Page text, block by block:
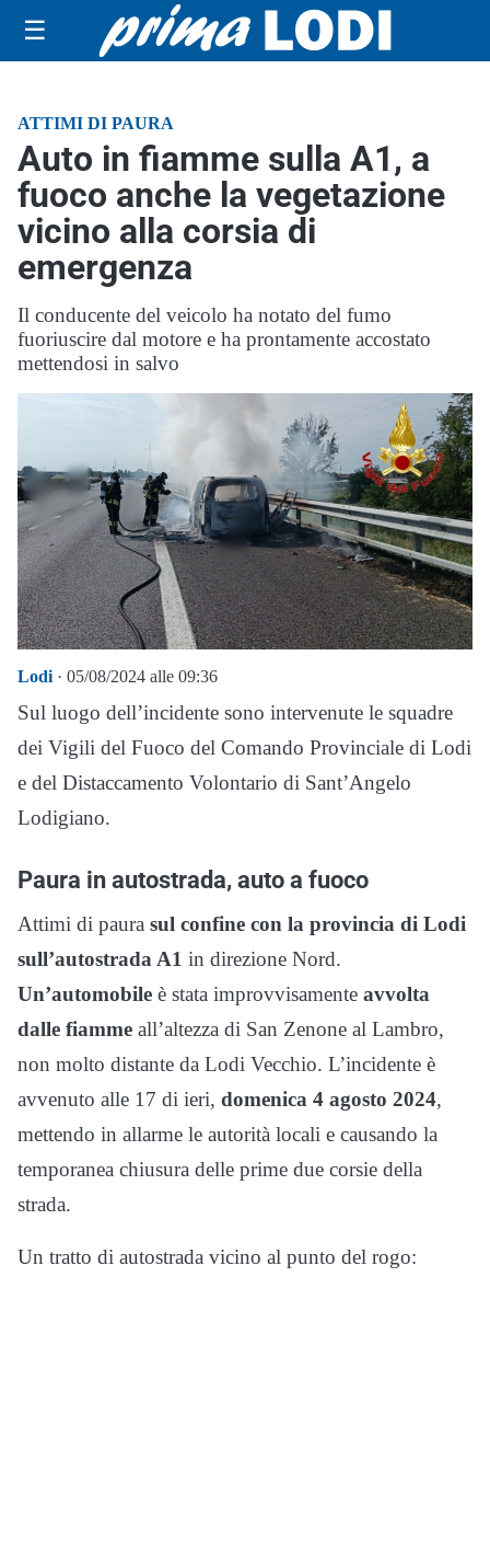
☰
ATTIMI DI PAURA
Auto in fiamme sulla A1, a
fuoco anche la vegetazione
vicino alla corsia di
emergenza
Il conducente del veicolo ha notato del fumo
fuoriuscire dal motore e ha prontamente accostato
mettendosi in salvo
Lodi · 05/08/2024 alle 09:36
Sul luogo dell’incidente sono intervenute le squadre
dei Vigili del Fuoco del Comando Provinciale di Lodi
e del Distaccamento Volontario di Sant’Angelo
Lodigiano.
Paura in autostrada, auto a fuoco
Attimi di paura sul confine con la provincia di Lodi
sull’autostrada A1 in direzione Nord.
Un’automobile è stata improvvisamente avvolta
dalle fiamme all’altezza di San Zenone al Lambro,
non molto distante da Lodi Vecchio. L’incidente è
avvenuto alle 17 di ieri, domenica 4 agosto 2024,
mettendo in allarme le autorità locali e causando la
temporanea chiusura delle prime due corsie della
strada.
Un tratto di autostrada vicino al punto del rogo: